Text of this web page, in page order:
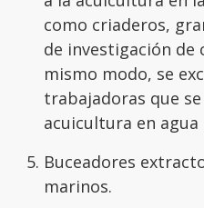
como criaderos,
de investigación de
mismo modo, se
trabajadoras que
acuicultura en agua
Buceadores
marinos.